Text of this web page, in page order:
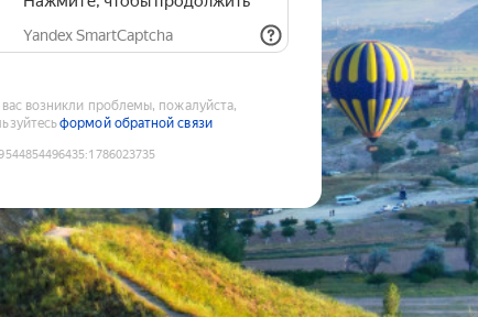
Yandex SmartCaptcha
вас возникли проблемы, пожалуйста,
формой обратной связи
:1786023735